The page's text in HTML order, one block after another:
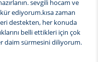
sevgili hocam ve
ediyorum.kısa zaman
destekten, her konuda
belli ettikleri için çok
daim sürmesini diliyorum.